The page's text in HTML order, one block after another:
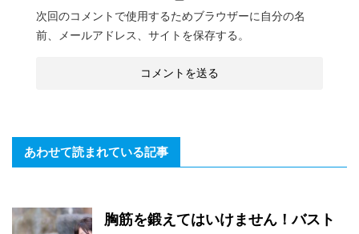
次回のコメントで使用するためブラウザーに自分の名
前、メールアドレス、サイトを保存する。
あわせて読まれている記事
胸筋を鍛えてはいけません！バスト